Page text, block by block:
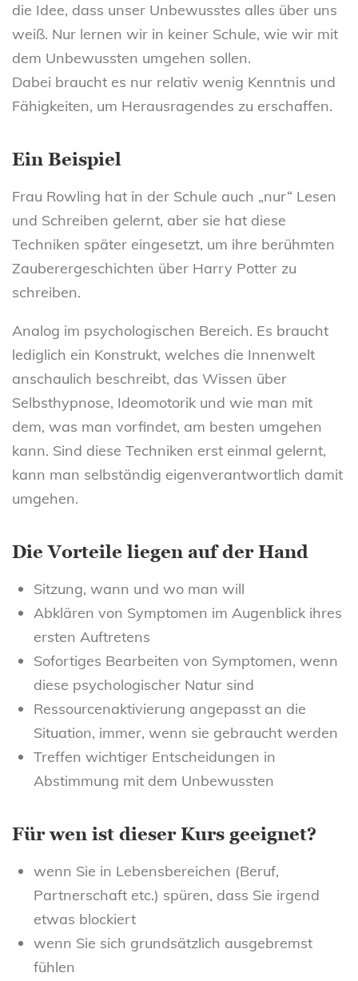
die Idee, dass unser Unbewusstes alles über uns
weiß. Nur lernen wir in keiner Schule, wie wir mit
dem Unbewussten umgehen sollen.
Dabei braucht es nur relativ wenig Kenntnis und
Fähigkeiten, um Herausragendes zu erschaffen.
Ein Beispiel
Frau Rowling hat in der Schule auch „nur“ Lesen
und Schreiben gelernt, aber sie hat diese
Techniken später eingesetzt, um ihre berühmten
Zauberergeschichten über Harry Potter zu
schreiben.
Analog im psychologischen Bereich. Es braucht
lediglich ein Konstrukt, welches die Innenwelt
anschaulich beschreibt, das Wissen über
Selbsthypnose, Ideomotorik und wie man mit
dem, was man vorfindet, am besten umgehen
kann. Sind diese Techniken erst einmal gelernt,
kann man selbständig eigenverantwortlich damit
umgehen.
Die Vorteile liegen auf der Hand
Sitzung, wann und wo man will
Abklären von Symptomen im Augenblick ihres
ersten Auftretens
Sofortiges Bearbeiten von Symptomen, wenn
diese psychologischer Natur sind
Ressourcenaktivierung angepasst an die
Situation, immer, wenn sie gebraucht werden
Treffen wichtiger Entscheidungen in
Abstimmung mit dem Unbewussten
Für wen ist dieser Kurs geeignet?
wenn Sie in Lebensbereichen (Beruf,
Partnerschaft etc.) spüren, dass Sie irgend
etwas blockiert
wenn Sie sich grundsätzlich ausgebremst
fühlen